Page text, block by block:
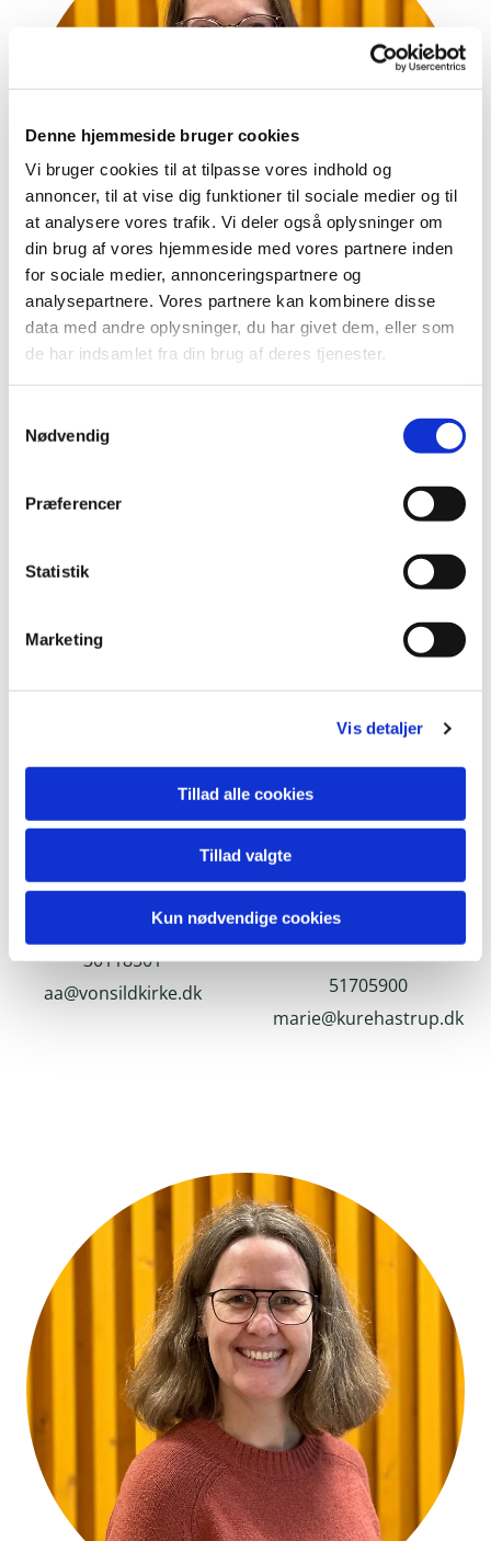
Denne hjemmeside bruger cookies
Vi bruger cookies til at tilpasse vores indhold og
annoncer, til at vise dig funktioner til sociale medier og til
at analysere vores trafik. Vi deler også oplysninger om
din brug af vores hjemmeside med vores partnere inden
for sociale medier, annonceringspartnere og
analysepartnere. Vores partnere kan kombinere disse
data med andre oplysninger, du har givet dem, eller som
de har indsamlet fra din brug af deres tjenester.
Nødvendig
Præferencer
Statistik
Marketing
Vis detaljer
Tillad alle cookies
Tillad valgte
Kun nødvendige cookies
Tenna Bloch Klinge
HR/Kontaktperson
30118501
aa@vonsildkirke.dk
Præstegårdsansvarlig
51705900
marie@kurehastrup.dk